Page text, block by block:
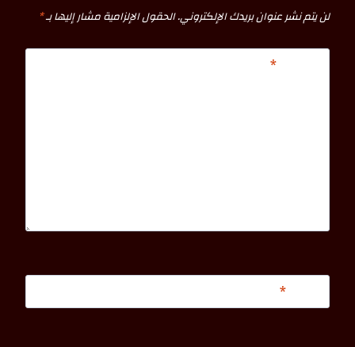
لن يتم نشر عنوان بريدك الإلكتروني.الحقول الإلزامية مشار إليها بـ*
التعليق*
الاسم*